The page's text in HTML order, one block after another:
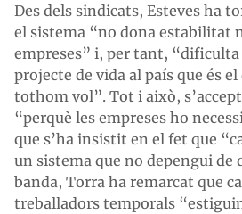
Des dels sindicats, Esteves ha
el sistema “no dona estabilitat
empreses” i, per tant,
projecte de vida al país que és
tothom vol”. Tot i això,
“perquè les empreses ho
que s’ha insistit en el fet que
un sistema que no depengui de
banda, Torra ha remarcat que
treballadors temporals